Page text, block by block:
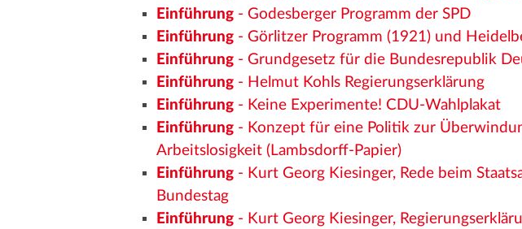
Einführung - Godesberger Programm der SPD
Einführung - Görlitzer Programm (1921) und
Einführung - Grundgesetz für die Bundesrepublik
Einführung - Helmut Kohls Regierungserklärung
Einführung - Keine Experimente! CDU-Wahlplakat
Einführung - Konzept für eine Politik zur
Arbeitslosigkeit (Lambsdorff-Papier)
Einführung - Kurt Georg Kiesinger, Rede beim
Bundestag
Einführung - Kurt Georg Kiesinger,